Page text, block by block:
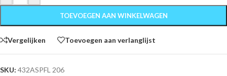
TOEVOEGEN AAN WINKELWAGEN
Vergelijken Toevoegen aan verlanglijst
SKU: 432ASPFL 206